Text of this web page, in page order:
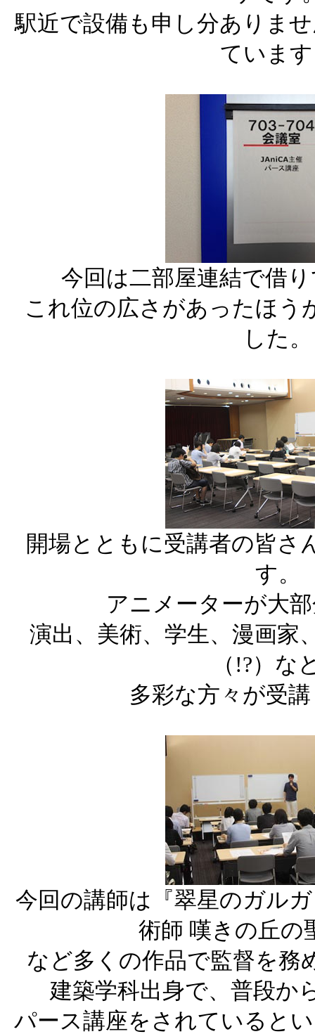
駅近で設備も申し分ありま
ていま
今回は二部屋連結で借
これ位の広さがあったほう
した。
開場とともに受講者の皆さ
す。
アニメーターが大
演出、美術、学生、漫画家
（!?）な
多彩な方々が受
今回の講師は『翠星のガル
術師 嘆きの丘の
など多くの作品で監督を務
建築学科出身で、普段か
パース講座をされていると